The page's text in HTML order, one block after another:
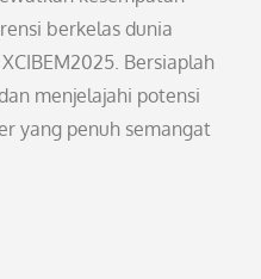
berkelas dunia
Bersiaplah
menjelajahi potensi
yang penuh semangat